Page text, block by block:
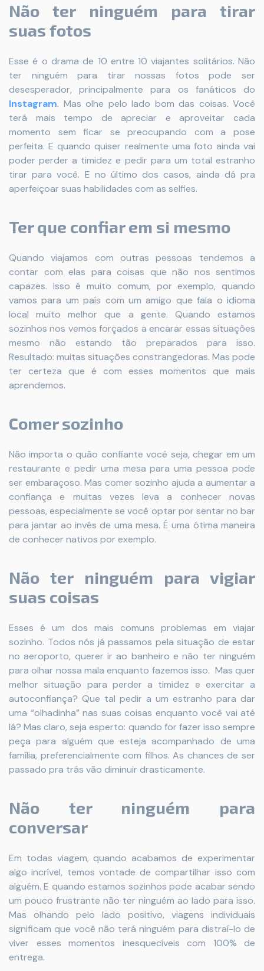
Não ter ninguém para tirar
suas fotos
Esse é o drama de 10 entre 10 viajantes solitários. Não
ter ninguém para tirar nossas fotos pode ser
desesperador, principalmente para os fanáticos do
Instagram. Mas olhe pelo lado bom das coisas. Você
terá mais tempo de apreciar e aproveitar cada
momento sem ficar se preocupando com a pose
perfeita. E quando quiser realmente uma foto ainda vai
poder perder a timidez e pedir para um total estranho
tirar para você. E no último dos casos, ainda dá pra
aperfeiçoar suas habilidades com as selfies.
Ter que confiar em si mesmo
Quando viajamos com outras pessoas tendemos a
contar com elas para coisas que não nos sentimos
capazes. Isso é muito comum, por exemplo, quando
vamos para um país com um amigo que fala o idioma
local muito melhor que a gente. Quando estamos
sozinhos nos vemos forçados a encarar essas situações
mesmo não estando tão preparados para isso.
Resultado: muitas situações constrangedoras. Mas pode
ter certeza que é com esses momentos que mais
aprendemos.
Comer sozinho
Não importa o quão confiante você seja, chegar em um
restaurante e pedir uma mesa para uma pessoa pode
ser embaraçoso. Mas comer sozinho ajuda a aumentar a
confiança e muitas vezes leva a conhecer novas
pessoas, especialmente se você optar por sentar no bar
para jantar ao invés de uma mesa. É uma ótima maneira
de conhecer nativos por exemplo.
Não ter ninguém para vigiar
suas coisas
Esses é um dos mais comuns problemas em viajar
sozinho. Todos nós já passamos pela situação de estar
no aeroporto, querer ir ao banheiro e não ter ninguém
para olhar nossa mala enquanto fazemos isso. Mas quer
melhor situação para perder a timidez e exercitar a
autoconfiança? Que tal pedir a um estranho para dar
uma “olhadinha” nas suas coisas enquanto você vai até
lá? Mas claro, seja esperto: quando for fazer isso sempre
peça para alguém que esteja acompanhado de uma
família, preferencialmente com filhos. As chances de ser
passado pra trás vão diminuir drasticamente.
Não ter ninguém para
conversar
Em todas viagem, quando acabamos de experimentar
algo incrível, temos vontade de compartilhar isso com
alguém. E quando estamos sozinhos pode acabar sendo
um pouco frustrante não ter ninguém ao lado para isso.
Mas olhando pelo lado positivo, viagens individuais
significam que você não terá ninguém para distraí-lo de
viver esses momentos inesquecíveis com 100% de
entrega.